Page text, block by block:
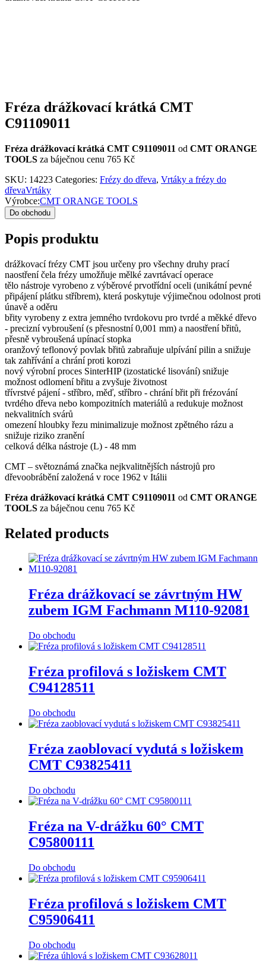
Fréza drážkovací krátká CMT
C91109011
Fréza drážkovací krátká CMT C91109011 od CMT ORANGE
TOOLS za báječnou cenu 765 Kč
SKU: 14223 Categories: Frézy do dřeva, Vrtáky a frézy do
dřevaVrtáky
Výrobce:CMT ORANGE TOOLS
Do obchodu
Popis produktu
drážkovací frézy CMT jsou určeny pro všechny druhy prací
naostření čela frézy umožňuje mělké zavrtávací operace
tělo nástroje vyrobeno z výběrové prvotřídní oceli (unikátní pevné
připájení plátku stříbrem), která poskytuje výjimečnou odolnost proti
únavě a oděru
břity vyrobeny z extra jemného tvrdokovu pro tvrdé a měkké dřevo
- precizní vybroušení (s přesnostní 0,001 mm) a naostření břitů,
přesně vybroušená upínací stopka
oranžový teflonový povlak břitů zabraňuje ulpívání pilin a snižuje
tak zahřívání a chrání proti korozi
nový výrobní proces SinterHIP (izostatické lisování) snižuje
možnost odlomení břitu a zvyšuje životnost
třívrstvé pájení - stříbro, měď, stříbro - chrání břit při frézování
tvrdého dřeva nebo kompozitních materiálů a redukuje možnost
nekvalitních svárů
omezení hloubky řezu minimalizuje možnost zpětného rázu a
snižuje riziko zranění
celková délka nástroje (L) - 48 mm
CMT – světoznámá značka nejkvalitnějších nástrojů pro
dřevoobrábění založená v roce 1962 v Itálii
Fréza drážkovací krátká CMT C91109011 od CMT ORANGE
TOOLS za báječnou cenu 765 Kč
Related products
Fréza drážkovací se závrtným HW
zubem IGM Fachmann M110-92081
Do obchodu
Fréza profilová s ložiskem CMT
C94128511
Do obchodu
Fréza zaoblovací vydutá s ložiskem
CMT C93825411
Do obchodu
Fréza na V-drážku 60° CMT
C95800111
Do obchodu
Fréza profilová s ložiskem CMT
C95906411
Do obchodu